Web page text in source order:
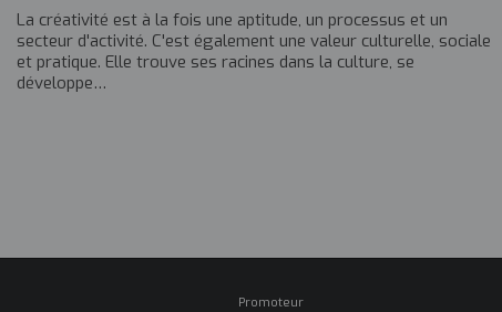
La créativité est à la fois une aptitude, un processus et un
secteur d'activité. C'est également une valeur culturelle, sociale
et pratique. Elle trouve ses racines dans la culture, se
développe…
Promoteur